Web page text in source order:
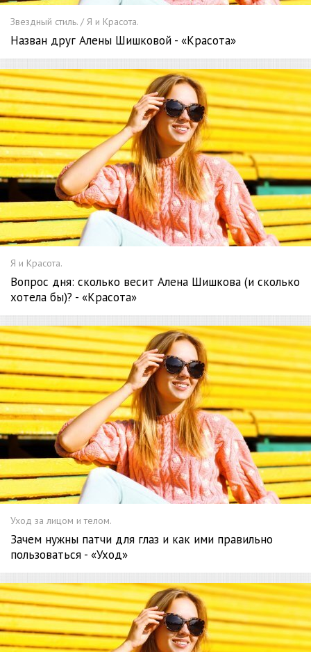
Звездный стиль. / Я и Красота.
Назван друг Алены Шишковой - «Красота»
Я и Красота.
Вопрос дня: сколько весит Алена Шишкова (и сколько
хотела бы)? - «Красота»
Уход за лицом и телом.
Зачем нужны патчи для глаз и как ими правильно
пользоваться - «Уход»